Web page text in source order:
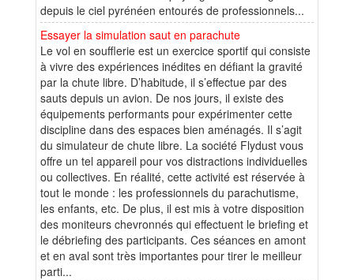
depuis le ciel pyrénéen entourés de professionnels...
Essayer la simulation saut en parachute
Le vol en soufflerie est un exercice sportif qui consiste
à vivre des expériences inédites en défiant la gravité
par la chute libre. D’habitude, il s’effectue par des
sauts depuis un avion. De nos jours, il existe des
équipements performants pour expérimenter cette
discipline dans des espaces bien aménagés. Il s’agit
du simulateur de chute libre. La société Flydust vous
offre un tel appareil pour vos distractions individuelles
ou collectives. En réalité, cette activité est réservée à
tout le monde : les professionnels du parachutisme,
les enfants, etc. De plus, il est mis à votre disposition
des moniteurs chevronnés qui effectuent le briefing et
le débriefing des participants. Ces séances en amont
et en aval sont très importantes pour tirer le meilleur
parti...